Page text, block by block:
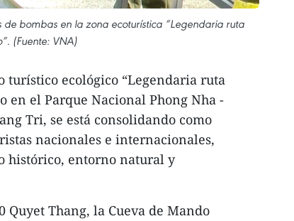
bombas en la zona ecoturística “Legendaria ruta
(Fuente: VNA)
turístico ecológico “Legendaria ruta
en el Parque Nacional Phong Nha -
Tri, se está consolidando como
nacionales e internacionales,
histórico, entorno natural y
Thang, la Cueva de Mando